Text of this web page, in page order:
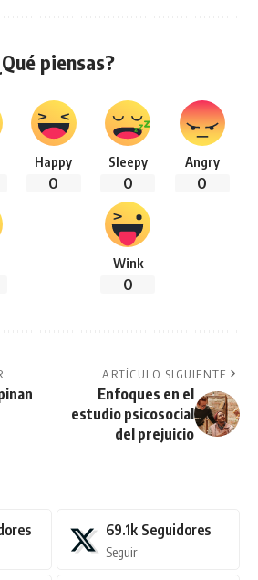
piensas?
Happy
0
Sleepy
0
Angry
0
Wink
0
ARTÍCULO SIGUIENTE
Enfoques en el
estudio psicosocial
del prejuicio
69.1k Seguidores
Seguir